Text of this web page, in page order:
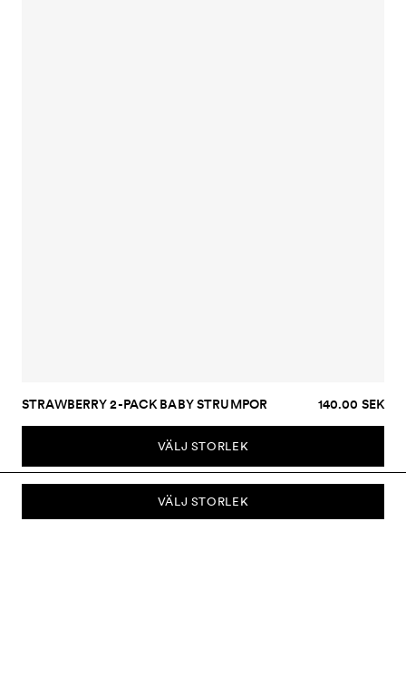
VÄLJ STORLEK
STRAWBERRY 2-PACK BABY STRUMPOR 140.00 SEK
VÄLJ STORLEK